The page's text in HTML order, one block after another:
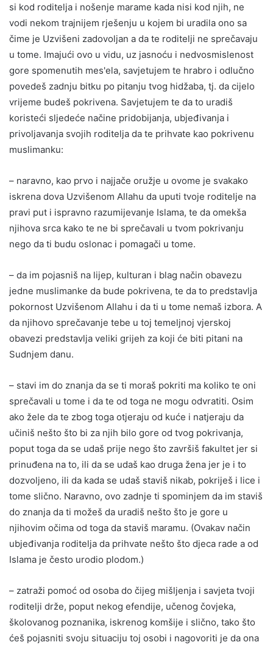
si kod roditelja i nošenje marame kada nisi kod njih, ne
vodi nekom trajnijem rješenju u kojem bi uradila ono sa
čime je Uzvišeni zadovoljan a da te roditelji ne sprečavaju
u tome. Imajući ovo u vidu, uz jasnoću i nedvosmislenost
gore spomenutih mes'ela, savjetujem te hrabro i odlučno
povedeš zadnju bitku po pitanju tvog hidžaba, tj. da cijelo
vrijeme budeš pokrivena. Savjetujem te da to uradiš
koristeći sljedeće načine pridobijanja, ubjeđivanja i
privoljavanja svojih roditelja da te prihvate kao pokrivenu
muslimanku:
– naravno, kao prvo i najjače oružje u ovome je svakako
iskrena dova Uzvišenom Allahu da uputi tvoje roditelje na
pravi put i ispravno razumijevanje Islama, te da omekša
njihova srca kako te ne bi sprečavali u tvom pokrivanju
nego da ti budu oslonac i pomagači u tome.
– da im pojasniš na lijep, kulturan i blag način obavezu
jedne muslimanke da bude pokrivena, te da to predstavlja
pokornost Uzvišenom Allahu i da ti u tome nemaš izbora. A
da njihovo sprečavanje tebe u toj temeljnoj vjerskoj
obavezi predstavlja veliki grijeh za koji će biti pitani na
Sudnjem danu.
– stavi im do znanja da se ti moraš pokriti ma koliko te oni
sprečavali u tome i da te od toga ne mogu odvratiti. Osim
ako žele da te zbog toga otjeraju od kuće i natjeraju da
učiniš nešto što bi za njih bilo gore od tvog pokrivanja,
poput toga da se udaš prije nego što završiš fakultet jer si
prinuđena na to, ili da se udaš kao druga žena jer je i to
dozvoljeno, ili da kada se udaš staviš nikab, pokriješ i lice i
tome slično. Naravno, ovo zadnje ti spominjem da im staviš
do znanja da ti možeš da uradiš nešto što je gore u
njihovim očima od toga da staviš maramu. (Ovakav način
ubjeđivanja roditelja da prihvate nešto što djeca rade a od
Islama je često urodio plodom.)
– zatraži pomoć od osoba do čijeg mišljenja i savjeta tvoji
roditelji drže, poput nekog efendije, učenog čovjeka,
školovanog poznanika, iskrenog komšije i slično, tako što
ćeš pojasniti svoju situaciju toj osobi i nagovoriti je da ona